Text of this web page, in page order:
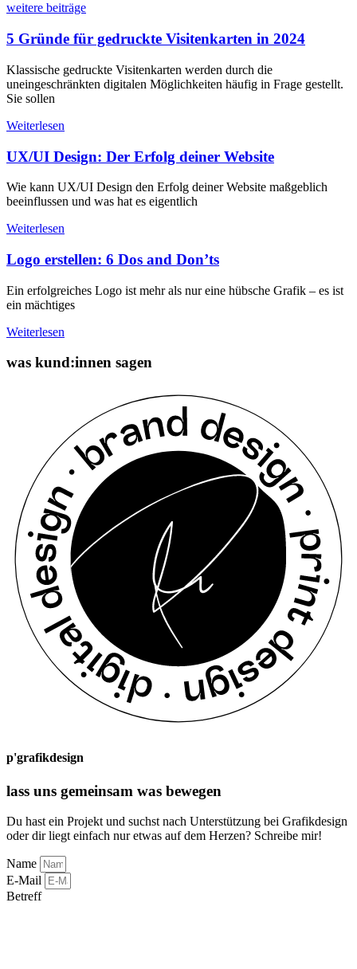
weitere beiträge
5 Gründe für gedruckte Visitenkarten in 2024
Klassische gedruckte Visitenkarten werden durch die
uneingeschränkten digitalen Möglichkeiten häufig in Frage gestellt.
Sie sollen
Weiterlesen
UX/UI Design: Der Erfolg deiner Website
Wie kann UX/UI Design den Erfolg deiner Website maßgeblich
beeinflussen und was hat es eigentlich
Weiterlesen
Logo erstellen: 6 Dos and Don’ts
Ein erfolgreiches Logo ist mehr als nur eine hübsche Grafik – es ist
ein mächtiges
Weiterlesen
was kund:innen sagen
p'grafikdesign
lass uns gemeinsam was bewegen
Du hast ein Projekt und suchst nach Unterstützung bei Grafikdesign
oder dir liegt einfach nur etwas auf dem Herzen? Schreibe mir!
Name
E-Mail
Betreff